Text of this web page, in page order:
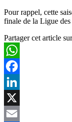
Pour rappel, cette
finale de la Ligue
Partager cet article
WhatsApp
Facebook
LinkedIn
X